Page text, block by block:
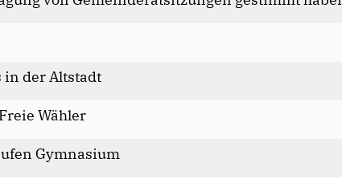
in der Altstadt
Wähler
Gymnasium